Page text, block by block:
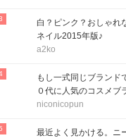
白？ピンク？おしゃれ
ネイル2015年版♪
a2ko
もし一式同じブランド
０代に人気のコスメブ
niconicopun
最近よく見かける。ニ